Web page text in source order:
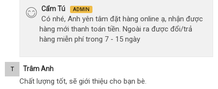
Cẩm Tú ADMIN
Có nhé, Anh yên tâm đặt hàng online ạ, nhận được
hàng mới thanh toán tiền. Ngoài ra được đổi/trả
hàng miễn phí trong 7 - 15 ngày
T Trâm Anh
Chất lượng tốt, sẽ giới thiệu cho bạn bè.